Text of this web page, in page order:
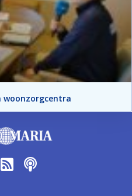
woonzorgcentra